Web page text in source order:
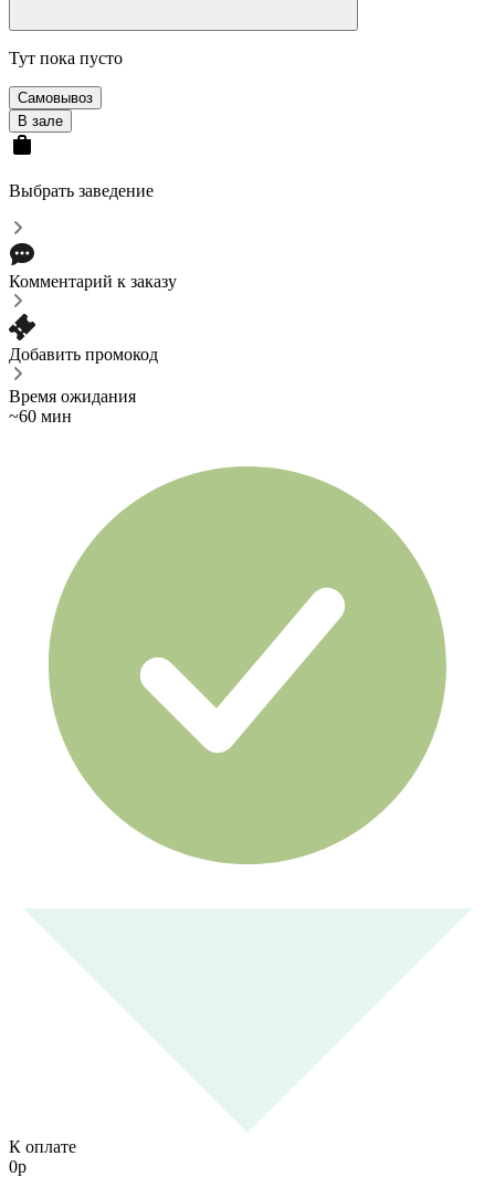
Тут пока пусто
Самовывоз
В зале
Выбрать заведение
Комментарий к заказу
Добавить промокод
Время ожидания
~60 мин
К оплате
0р